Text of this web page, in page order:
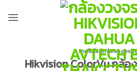
เทคโนโลยีกล้องวงจรปิ
Hikvision ColorVu กล้อ